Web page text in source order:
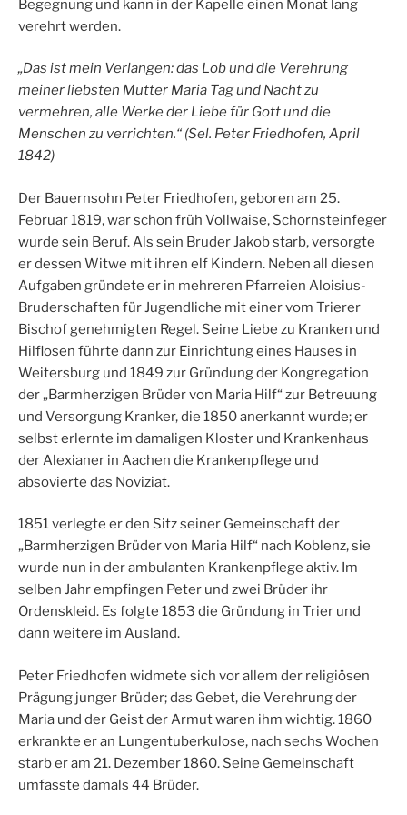
Begegnung und kann in der Kapelle einen Monat lang
verehrt werden.
„Das ist mein Verlangen: das Lob und die Verehrung
meiner liebsten Mutter Maria Tag und Nacht zu
vermehren, alle Werke der Liebe für Gott und die
Menschen zu verrichten.“ (Sel. Peter Friedhofen, April
1842)
Der Bauernsohn Peter Friedhofen, geboren am 25.
Februar 1819, war schon früh Vollwaise, Schornsteinfeger
wurde sein Beruf. Als sein Bruder Jakob starb, versorgte
er dessen Witwe mit ihren elf Kindern. Neben all diesen
Aufgaben gründete er in mehreren Pfarreien Aloisius-
Bruderschaften für Jugendliche mit einer vom Trierer
Bischof genehmigten Regel. Seine Liebe zu Kranken und
Hilflosen führte dann zur Einrichtung eines Hauses in
Weitersburg und 1849 zur Gründung der Kongregation
der „Barmherzigen Brüder von Maria Hilf“ zur Betreuung
und Versorgung Kranker, die 1850 anerkannt wurde; er
selbst erlernte im damaligen Kloster und Krankenhaus
der Alexianer in Aachen die Krankenpflege und
absovierte das Noviziat.
1851 verlegte er den Sitz seiner Gemeinschaft der
„Barmherzigen Brüder von Maria Hilf“ nach Koblenz, sie
wurde nun in der ambulanten Krankenpflege aktiv. Im
selben Jahr empfingen Peter und zwei Brüder ihr
Ordenskleid. Es folgte 1853 die Gründung in Trier und
dann weitere im Ausland.
Peter Friedhofen widmete sich vor allem der religiösen
Prägung junger Brüder; das Gebet, die Verehrung der
Maria und der Geist der Armut waren ihm wichtig. 1860
erkrankte er an Lungentuberkulose, nach sechs Wochen
starb er am 21. Dezember 1860. Seine Gemeinschaft
umfasste damals 44 Brüder.